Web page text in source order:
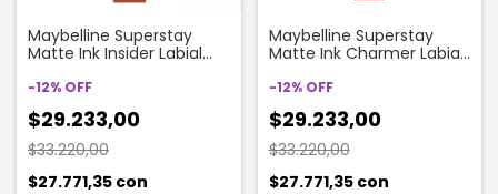
Maybelline Superstay
Matte Ink Insider Labial
-12% OFF
$29.233,00
$33.220,00
$27.771,35 con
Maybelline Superstay
Matte Ink Charmer Labial
-12% OFF
$29.233,00
$33.220,00
$27.771,35 con